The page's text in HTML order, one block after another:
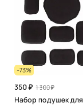
-73%
350 ₽ 1 300 ₽
Набор подушек для